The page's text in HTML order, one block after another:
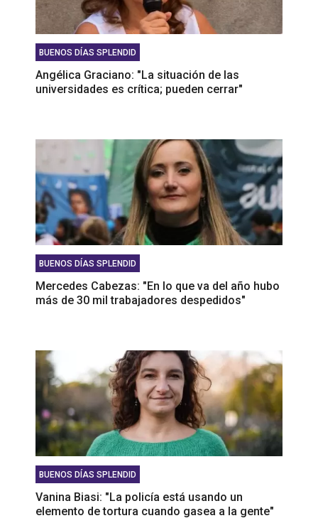
BUENOS DÍAS SPLENDID
Angélica Graciano: "La situación de las
universidades es crítica; pueden cerrar"
BUENOS DÍAS SPLENDID
Mercedes Cabezas: "En lo que va del año hubo
más de 30 mil trabajadores despedidos"
BUENOS DÍAS SPLENDID
Vanina Biasi: "La policía está usando un
elemento de tortura cuando gasea a la gente"